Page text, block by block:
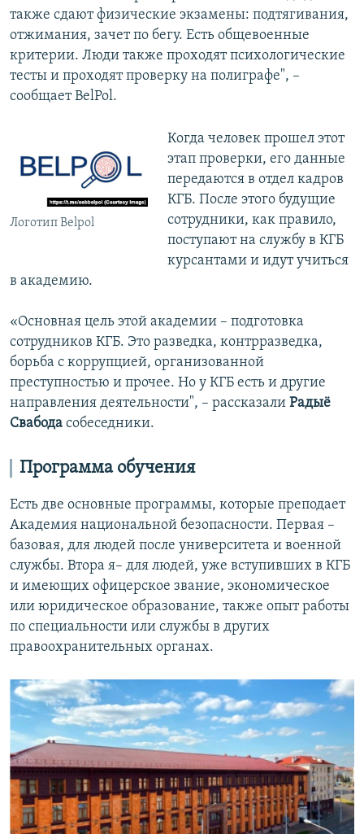
также сдают физические экзамены: подтягивания,
отжимания, зачет по бегу. Есть общевоенные
критерии. Люди также проходят психологические
тесты и проходят проверку на полиграфе", –
сообщает BelPol.
Логотип Belpol
Когда человек прошел этот
этап проверки, его данные
передаются в отдел кадров
КГБ. После этого будущие
сотрудники, как правило,
поступают на службу в КГБ
курсантами и идут учиться
в академию.
«Основная цель этой академии – подготовка
сотрудников КГБ. Это разведка, контрразведка,
борьба с коррупцией, организованной
преступностью и прочее. Но у КГБ есть и другие
направления деятельности", – рассказали Радыё
Свабода собеседники.
Программа обучения
Есть две основные программы, которые преподает
Академия национальной безопасности. Первая –
базовая, для людей после университета и военной
службы. Втора я– для людей, уже вступивших в КГБ
и имеющих офицерское звание, экономическое
или юридическое образование, также опыт работы
по специальности или службы в других
правоохранительных органах.